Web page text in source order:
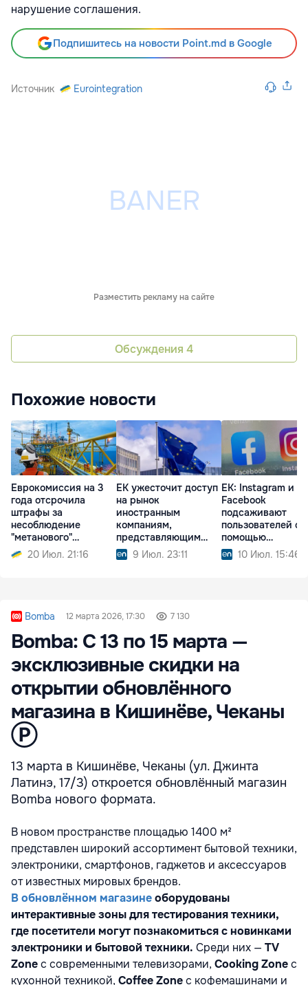
нарушение соглашения.
Подпишитесь на новости Point.md в Google
Источник Eurointegration
Разместить рекламу на сайте
Обсуждения 4
Похожие новости
Еврокомиссия на 3
года отсрочила
штрафы за
несоблюдение
"метанового"
регламента
20 Июл. 21:16
ЕК ужесточит доступ
на рынок
иностранным
компаниям,
представляющим
риск вмешательства
9 Июл. 23:11
ЕК: Instagram и
Facebook
подсаживают
пользователей с
помощью
«затягивающего»
дизайна
10 Июл. 15:46
Bomba 12 марта 2026, 17:30 7 130
Bomba: С 13 по 15 марта —
эксклюзивные скидки на
открытии обновлённого
магазина в Кишинёве, Чеканы
Ⓟ
13 марта в Кишинёве, Чеканы (ул. Джинта
Латинэ, 17/3) откроется обновлённый магазин
Bomba нового формата.
В новом пространстве площадью 1400 м²
представлен широкий ассортимент бытовой техники,
электроники, смартфонов, гаджетов и аксессуаров
от известных мировых брендов.
В обновлённом магазинеоборудованы
интерактивные зоны для тестирования техники,
где посетители могут познакомиться с новинками
электроники и бытовой техники. Среди них — TV
Zoneс современными телевизорами, Cooking Zoneс
кухонной техникой, Coffee Zoneс кофемашинами и